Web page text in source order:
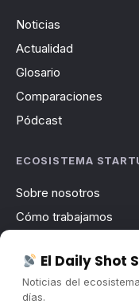
Noticias
Actualidad
Glosario
Comparaciones
Pódcast
ECOSISTEMA
Sobre nosotros
Cómo trabajamos
Contacto
Publicidad
El Daily Shot
Noticias del
días.